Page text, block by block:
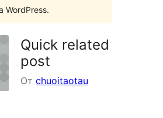
WordPress.
Quick related
post
От chuoitaotau